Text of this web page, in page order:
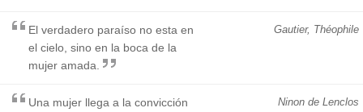
Gautier, Théophile
El verdadero paraíso no esta en
el cielo, sino en la boca de la
mujer amada.
Ninon de Lenclos
Una mujer llega a la convicción